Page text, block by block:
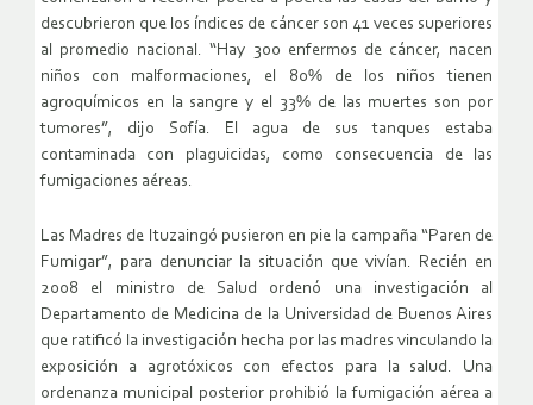
descubrieron que los índices de cáncer son 41 veces superiores
al promedio nacional. “Hay 300 enfermos de cáncer, nacen
niños con malformaciones, el 80% de los niños tienen
agroquímicos en la sangre y el 33% de las muertes son por
tumores”, dijo Sofía. El agua de sus tanques estaba
contaminada con plaguicidas, como consecuencia de las
fumigaciones aéreas.
Las Madres de Ituzaingó pusieron en pie la campaña “Paren de
Fumigar”, para denunciar la situación que vivían. Recién en
2008 el ministro de Salud ordenó una investigación al
Departamento de Medicina de la Universidad de Buenos Aires
que ratificó la investigación hecha por las madres vinculando la
exposición a agrotóxicos con efectos para la salud. Una
ordenanza municipal posterior prohibió la fumigación aérea a